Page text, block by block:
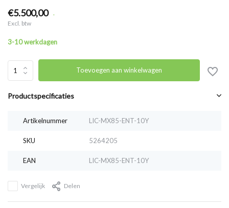
€5.500,00 .
Excl. btw
3-10 werkdagen
Toevoegen aan winkelwagen
Productspecificaties
Artikelnummer LIC-MX85-ENT-10Y
SKU 5264205
EAN LIC-MX85-ENT-10Y
Vergelijk Delen